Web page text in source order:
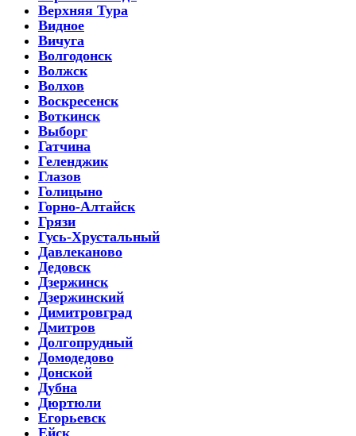
Верхняя Тура
Видное
Вичуга
Волгодонск
Волжск
Волхов
Воскресенск
Воткинск
Выборг
Гатчина
Геленджик
Глазов
Голицыно
Горно-Алтайск
Грязи
Гусь-Хрустальный
Давлеканово
Дедовск
Дзержинск
Дзержинский
Димитровград
Дмитров
Долгопрудный
Домодедово
Донской
Дубна
Дюртюли
Егорьевск
Ейск